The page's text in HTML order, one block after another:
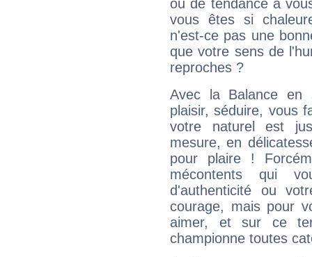
ou de tendance à
vous êtes si
n'est-ce pas une
que votre sens de
reproches ?
Avec la Balance en
plaisir, séduire, vous
votre naturel est
mesure, en
pour plaire !
mécontents qui
d'authenticité ou
courage, mais pour
aimer, et sur ce
championne toutes